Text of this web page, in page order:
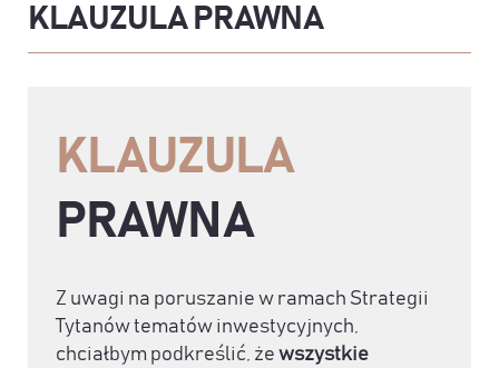
KLAUZULA PRAWNA
KLAUZULA
PRAWNA
Z uwagi na poruszanie w ramach Strategii
Tytanów tematów inwestycyjnych,
chciałbym podkreślić, że wszystkie